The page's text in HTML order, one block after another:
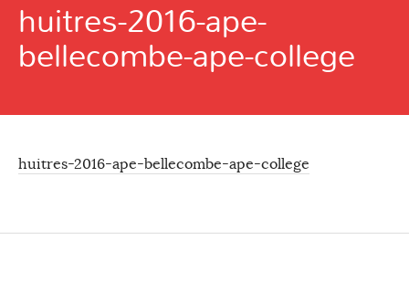
huitres-2016-ape-
bellecombe-ape-college
huitres-2016-ape-bellecombe-ape-college